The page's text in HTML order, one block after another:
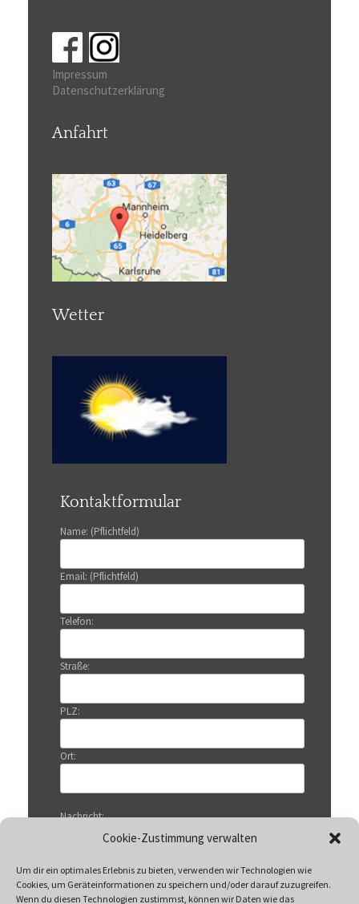
Cookie-Zustimmung verwalten
Um dir ein optimales Erlebnis zu bieten, verwenden wir Technologien wie
Cookies, um Geräteinformationen zu speichern und/oder darauf zuzugreifen.
Wenn du diesen Technologien zustimmst, können wir Daten wie das
Impressum
Datenschutzerklärung
Anfahrt
Wetter
Kontaktformular
Name: (Pflichtfeld)
Email: (Pflichtfeld)
Telefon:
Straße:
PLZ:
Ort:
Nachricht: